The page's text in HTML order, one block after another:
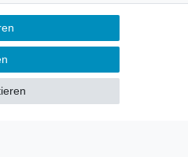
neu eingetroffene
Neuheiten
werden?